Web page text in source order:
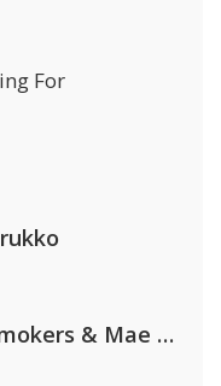
For
Alok, The Chainsmokers & Mae Stephens